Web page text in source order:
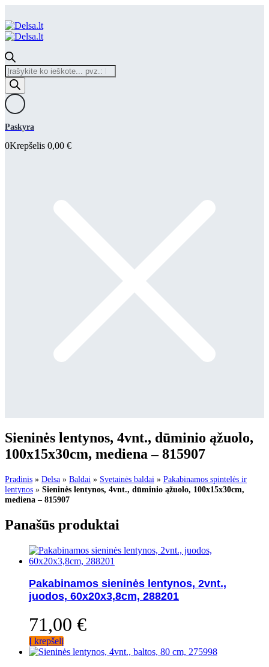
Products
search
Paskyra
0Krepšelis 0,00 €
Sieninės lentynos, 4vnt., dūminio ąžuolo,
100x15x30cm, mediena – 815907
Pradinis » Delsa » Baldai » Svetainės baldai » Pakabinamos spintelės ir
lentynos » Sieninės lentynos, 4vnt., dūminio ąžuolo, 100x15x30cm,
mediena – 815907
Panašūs produktai
Pakabinamos sieninės lentynos, 2vnt.,
juodos, 60x20x3,8cm, 288201
71,00 €
Į krepšelį